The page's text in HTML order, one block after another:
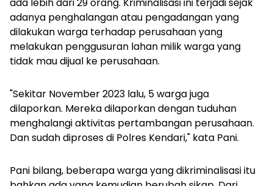
adanya penghalangan atau pengadangan yang
dilakukan warga terhadap perusahaan yang
melakukan penggusuran lahan milik warga yang
tidak mau dijual ke perusahaan.
"Sekitar November 2023 lalu, 5 warga juga
dilaporkan. Mereka dilaporkan dengan tuduhan
menghalangi aktivitas pertambangan perusahaan.
Dan sudah diproses di Polres Kendari," kata Pani.
Pani bilang, beberapa warga yang dikriminalisasi itu